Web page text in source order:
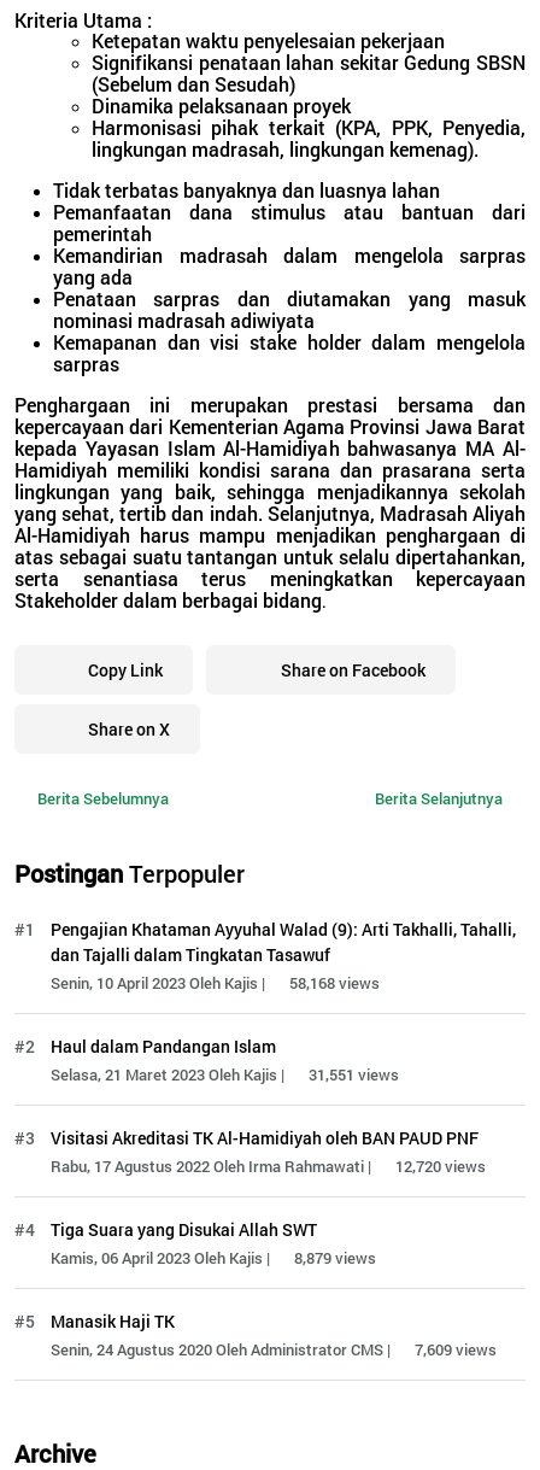
Kriteria Utama :
Ketepatan waktu penyelesaian pekerjaan
Signifikansi penataan lahan sekitar Gedung SBSN
(Sebelum dan Sesudah)
Dinamika pelaksanaan proyek
Harmonisasi pihak terkait (KPA, PPK, Penyedia,
lingkungan madrasah, lingkungan kemenag).
Tidak terbatas banyaknya dan luasnya lahan
Pemanfaatan dana stimulus atau bantuan dari
pemerintah
Kemandirian madrasah dalam mengelola sarpras
yang ada
Penataan sarpras dan diutamakan yang masuk
nominasi madrasah adiwiyata
Kemapanan dan visi stake holder dalam mengelola
sarpras
Penghargaan ini merupakan prestasi bersama dan
kepercayaan dari Kementerian Agama Provinsi Jawa Barat
kepada Yayasan Islam Al-Hamidiyah bahwasanya MA Al-
Hamidiyah memiliki kondisi sarana dan prasarana serta
lingkungan yang baik, sehingga menjadikannya sekolah
yang sehat, tertib dan indah. Selanjutnya, Madrasah Aliyah
Al-Hamidiyah harus mampu menjadikan penghargaan di
atas sebagai suatu tantangan untuk selalu dipertahankan,
serta senantiasa terus meningkatkan kepercayaan
Stakeholder dalam berbagai bidang.
Copy Link Share on Facebook
Share on X
Berita Sebelumnya Berita Selanjutnya
PostinganTerpopuler
#1
Pengajian Khataman Ayyuhal Walad (9): Arti Takhalli, Tahalli,
dan Tajalli dalam Tingkatan Tasawuf
Senin, 10 April 2023 Oleh Kajis | 58,168 views
#2 Haul dalam Pandangan Islam
Selasa, 21 Maret 2023 Oleh Kajis | 31,551 views
#3 Visitasi Akreditasi TK Al-Hamidiyah oleh BAN PAUD PNF
Rabu, 17 Agustus 2022 Oleh Irma Rahmawati | 12,720 views
#4 Tiga Suara yang Disukai Allah SWT
Kamis, 06 April 2023 Oleh Kajis | 8,879 views
#5 Manasik Haji TK
Senin, 24 Agustus 2020 Oleh Administrator CMS | 7,609 views
Archive